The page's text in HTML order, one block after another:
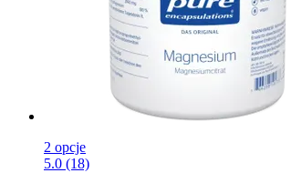
2 opcje
5.0 (18)